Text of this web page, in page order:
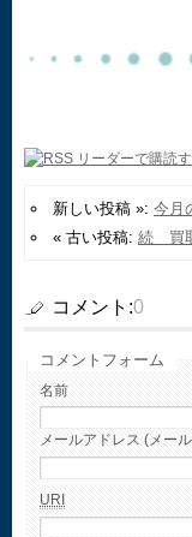
新しい投稿 »: 今月
« 古い投稿: 続 買
コメント:0
コメントフォーム
名前
メールアドレス (メー
URI